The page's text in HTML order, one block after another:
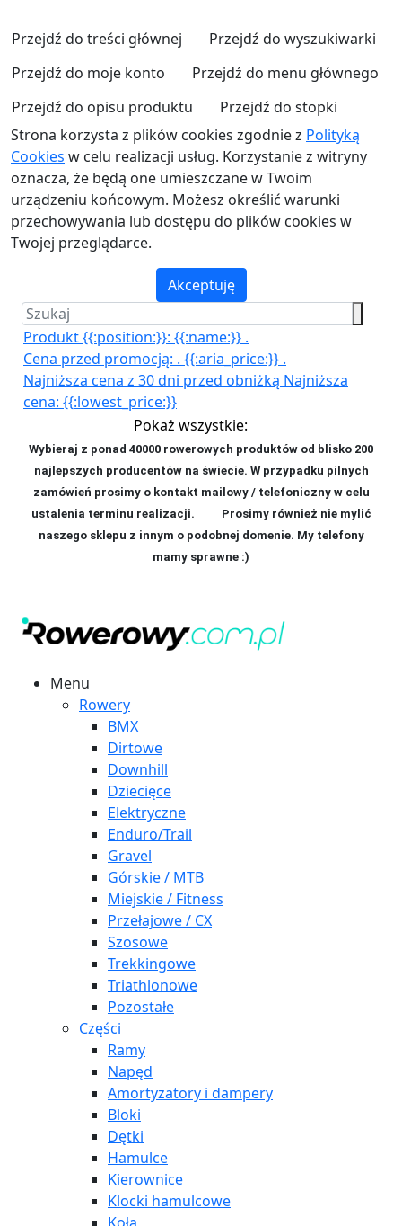
Przejdź do treści głównej
Przejdź do wyszukiwarki
Przejdź do moje konto
Przejdź do menu głównego
Przejdź do opisu produktu
Przejdź do stopki
Strona korzysta z plików cookies zgodnie z Polityką
Cookies w celu realizacji usług. Korzystanie z witryny
oznacza, że będą one umieszczane w Twoim
urządzeniu końcowym. Możesz określić warunki
przechowywania lub dostępu do plików cookies w
Twojej przeglądarce.
Akceptuję
Produkt {{:position:}}: {{:name:}} .
Cena przed promocją: . {{:aria_price:}} .
Najniższa cena z 30 dni przed obniżką Najniższa
cena: {{:lowest_price:}}
Pokaż wszystkie:
Wybieraj z ponad 40000 rowerowych produktów od blisko 200
najlepszych producentów na świecie. W przypadku pilnych
zamówień prosimy o kontakt mailowy / telefoniczny w celu
ustalenia terminu realizacji. Prosimy również nie mylić
naszego sklepu z innym o podobnej domenie. My telefony
mamy sprawne :)
Menu
Rowery
BMX
Dirtowe
Downhill
Dziecięce
Elektryczne
Enduro/Trail
Gravel
Górskie / MTB
Miejskie / Fitness
Przełajowe / CX
Szosowe
Trekkingowe
Triathlonowe
Pozostałe
Części
Ramy
Napęd
Amortyzatory i dampery
Bloki
Dętki
Hamulce
Kierownice
Klocki hamulcowe